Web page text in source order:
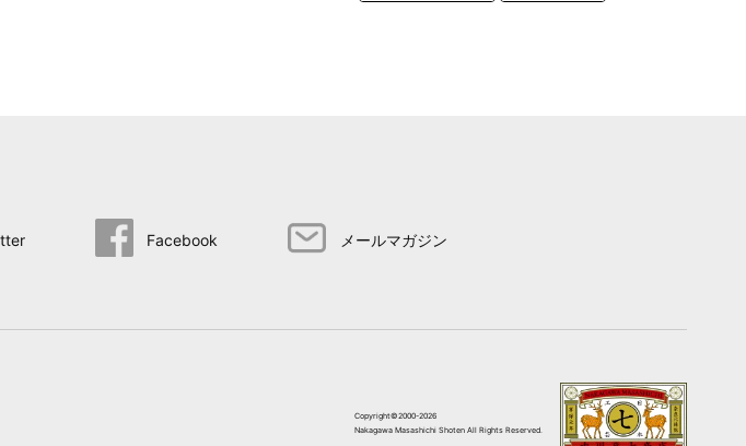
Facebook メールマガジン
Copyright©2000-2026
Nakagawa Masashichi Shoten All Rights Reserved.